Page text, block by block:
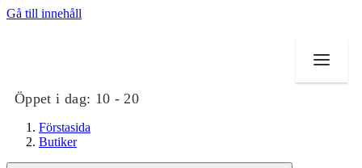
Gå till innehåll
Öppet i dag: 10 - 20
Förstasida
Butiker